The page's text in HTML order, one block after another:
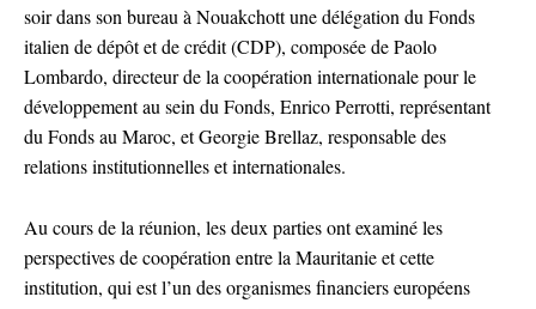
soir dans son bureau à Nouakchott une délégation du Fonds
italien de dépôt et de crédit (CDP), composée de Paolo
Lombardo, directeur de la coopération internationale pour le
développement au sein du Fonds, Enrico Perrotti, représentant
du Fonds au Maroc, et Georgie Brellaz, responsable des
relations institutionnelles et internationales.
Au cours de la réunion, les deux parties ont examiné les
perspectives de coopération entre la Mauritanie et cette
institution, qui est l’un des organismes financiers européens